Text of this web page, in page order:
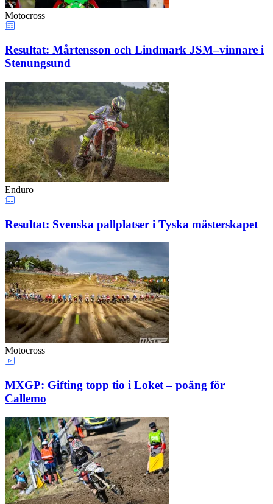
Motocross
Resultat: Mårtensson och Lindmark JSM–vinnare i
Stenungsund
Enduro
Resultat: Svenska pallplatser i Tyska mästerskapet
Motocross
MXGP: Gifting topp tio i Loket – poäng för
Callemo